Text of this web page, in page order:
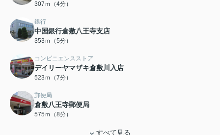
307ｍ（4分）
銀行
中国銀行倉敷八王寺支店
353ｍ（5分）
コンビニエンスストア
デイリーヤマザキ倉敷川入店
523ｍ（7分）
郵便局
倉敷八王寺郵便局
575ｍ（8分）
すべて見る